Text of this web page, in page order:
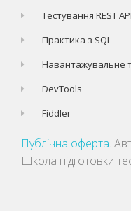
Тестування REST API
Практика з SQL
Навантажувальне
DevTools
Fiddler
Публічна оферта.
Школа підготовки